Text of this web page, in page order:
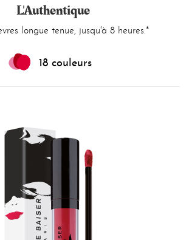
L'Authentique
longue tenue, jusqu'à 8 heures.*
18 couleurs